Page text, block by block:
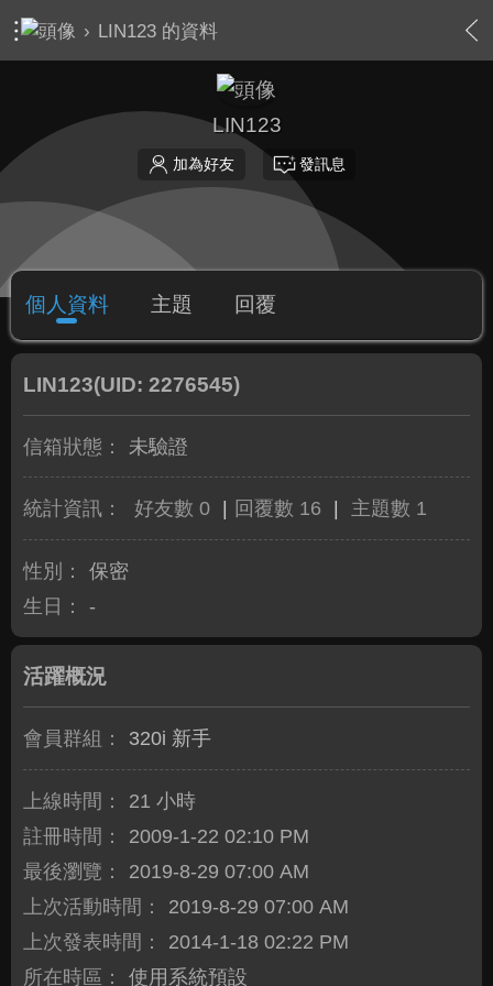
› LIN123 的資料
LIN123
加為好友 發訊息
個人資料 主題 回覆
LIN123(UID: 2276545)
信箱狀態： 未驗證
統計資訊： 好友數 0 回覆數 16 主題數 1
性別：
保密
生日：
-
活躍概況
會員群組： 320i 新手
上線時間：
21 小時
註冊時間：
2009-1-22 02:10 PM
最後瀏覽：
2019-8-29 07:00 AM
上次活動時間：
2019-8-29 07:00 AM
上次發表時間：
2014-1-18 02:22 PM
所在時區：
使用系統預設